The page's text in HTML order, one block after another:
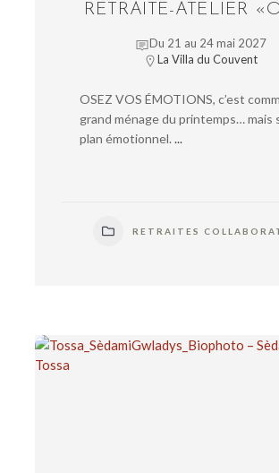
RETRAITE-ATELIER
Du 21 au 24 mai 2027
La Villa du Couvent
OSEZ VOS ÉMOTIONS, c’est
grand ménage du printemps… mais
plan émotionnel. ...
RETRAITES